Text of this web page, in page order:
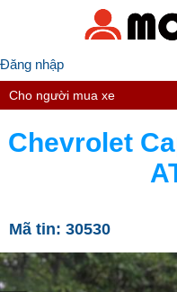
Đăng nhập
Cho người mua xe
Chevrolet
Mã tin: 30530